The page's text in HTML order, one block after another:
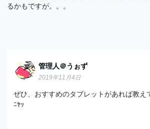
るかもですが。。。
管理人＠うぉず
2019年11月4日
ぜひ、おすすめのタブレットがあれば教え
ﾆﾔｯ